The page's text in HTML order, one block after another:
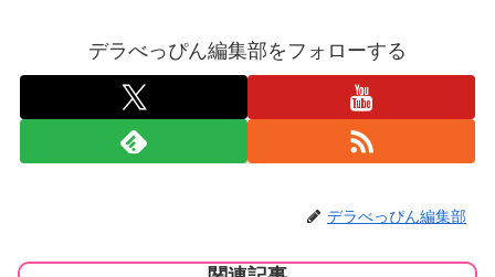
デラべっぴん編集部をフォローする
デラべっぴん編集部